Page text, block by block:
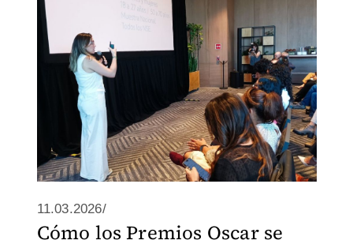
11.03.2026/
Cómo los Premios Oscar se